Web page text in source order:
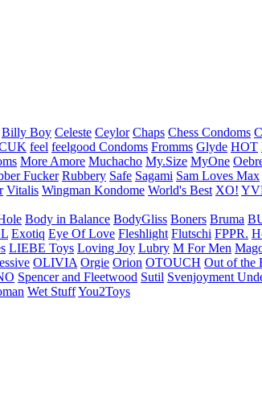
Billy Boy Celeste Ceylor Chaps Chess Condoms
feel feelgood Condoms Fromms Glyde HOT
More Amore Muchacho My.Size MyOne
Fucker Rubbery Safe Sagami Sam Loves Max
Vitalis Wingman Kondome World's Best XO!
Body in Balance BodyGliss Boners Bruma
Exotiq Eye Of Love Fleshlight Flutschi FPPR.
LIEBE Toys Loving Joy Lubry M For Men
OLIVIA Orgie Orion OTOUCH Out of the
Spencer and Fleetwood Sutil Svenjoyment
Wet StuffYou2Toys